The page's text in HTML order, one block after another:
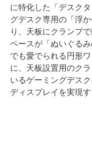
に特化した「デスク
グデスク専用の「浮
り、天板にクランプ
ペースが「ぬいぐる
でも愛でられる円形
に、天板設置用のク
いるゲーミングデス
ディスプレイを実現す